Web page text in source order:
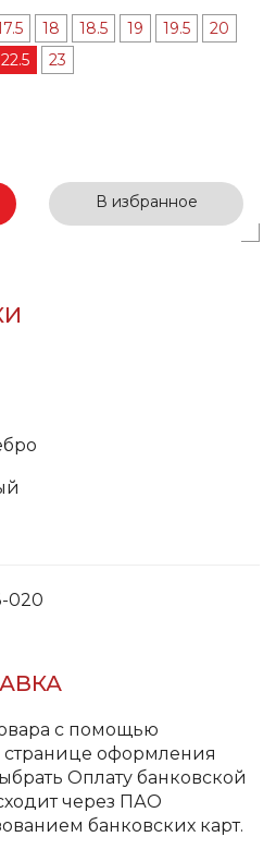
18 18.5 19 19.5
20
22.5 23
В избранное
020
с помощью
странице оформления
Оплату банковской
через ПАО
банковских карт.